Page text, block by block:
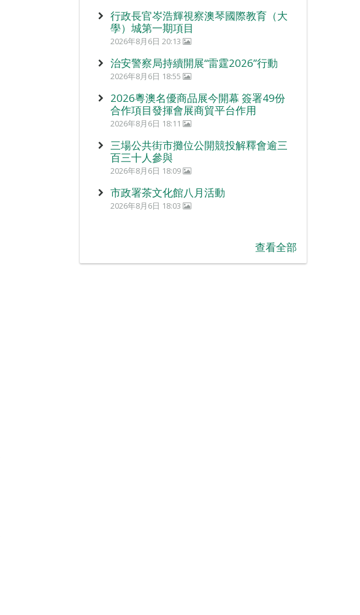
行政長官岑浩輝視察澳琴國際教育（大
學）城第一期項目
2026年8月6日 20:13
治安警察局持續開展“雷霆2026”行動
2026年8月6日 18:55
2026粵澳名優商品展今開幕 簽署49份
合作項目發揮會展商貿平台作用
2026年8月6日 18:11
三場公共街市攤位公開競投解釋會逾三
百三十人參與
2026年8月6日 18:09
市政署茶文化館八月活動
2026年8月6日 18:03
查看全部